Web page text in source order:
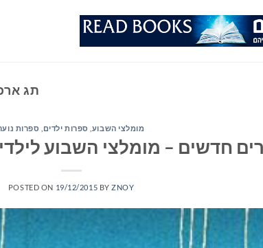
תג
מומלצי השבוע ספרות ילדים ספרות
חדשים – מומלצי השבוע לילדים
POSTED ON 19/12/2015 BYZNOY